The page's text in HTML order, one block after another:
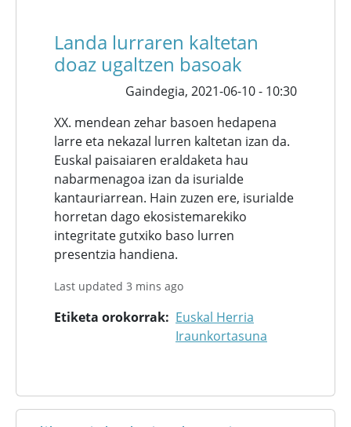
Landa lurraren kaltetan
doaz ugaltzen basoak
Gaindegia, 2021-06-10 - 10:30
XX. mendean zehar basoen hedapena
larre eta nekazal lurren kaltetan izan da.
Euskal paisaiaren eraldaketa hau
nabarmenagoa izan da isurialde
kantauriarrean. Hain zuzen ere, isurialde
horretan dago ekosistemarekiko
integritate gutxiko baso lurren
presentzia handiena.
Last updated 3 mins ago
Etiketa orokorrak
Euskal Herria
Iraunkortasuna